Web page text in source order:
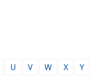
U V W X Y